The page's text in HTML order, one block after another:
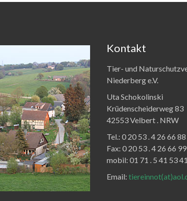
Kontakt
Tier- und
Niederberg e.V.
Uta Schokolinski
Krüdenscheiderweg 83
42553 Velbert . NRW
Tel.: 0 20 53 . 4 26 66 88
Fax: 0 20 53 . 4 26 66 99
mobil: 01 71 . 5 41 53 41
Email: